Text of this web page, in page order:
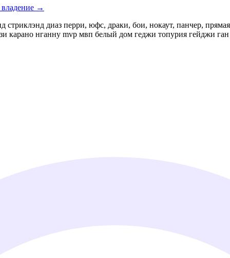
владение →
стриклэнд диаз перри, юфс, драки, бои, нокаут, панчер,
карано нганну mvp мвп белый дом геджи топурия гейджи